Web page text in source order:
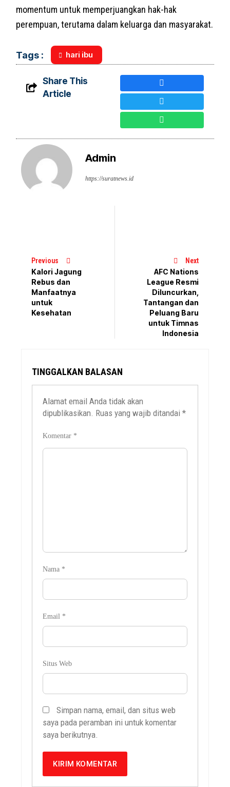
momentum untuk memperjuangkan hak-hak
perempuan, terutama dalam keluarga dan masyarakat.
Tags : hari ibu
Share This
Article
Admin
https://suratnews.id
Previous
Kalori Jagung
Rebus dan
Manfaatnya
untuk
Kesehatan
Next
AFC Nations
League Resmi
Diluncurkan,
Tantangan dan
Peluang Baru
untuk Timnas
Indonesia
TINGGALKAN BALASAN
Alamat email Anda tidak akan
dipublikasikan. Ruas yang wajib ditandai*
Komentar *
Nama *
Email *
Situs Web
Simpan nama, email, dan situs web
saya pada peramban ini untuk komentar
saya berikutnya.